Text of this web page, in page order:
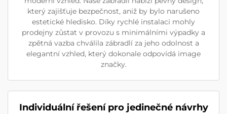
který zajišťuje bezpečnost, aniž by bylo narušeno
estetické hledisko. Díky rychlé instalaci mohly
prodejny zůstat v provozu s minimálními výpadky a
zpětná vazba chválila zábradlí za jeho odolnost a
elegantní vzhled, který dokonale odpovídá image
značky.
Individuální řešení pro jedinečné návrhy